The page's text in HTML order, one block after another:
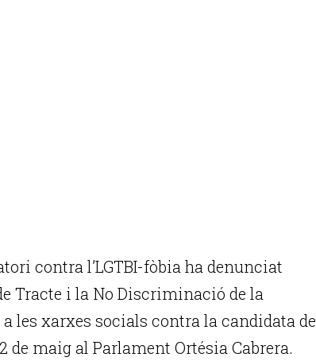
contra l’LGTBI-fòbia ha denunciat
Tracte i la No Discriminació de la
a les xarxes socials contra la candidata de
de maig al Parlament Ortésia Cabrera.